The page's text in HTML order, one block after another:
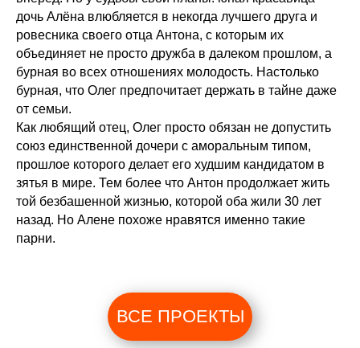
дочь Алёна влюбляется в некогда лучшего друга и
ровесника своего отца Антона, с которым их
объединяет не просто дружба в далеком прошлом, а
бурная во всех отношениях молодость. Настолько
бурная, что Олег предпочитает держать в тайне даже
от семьи.
Как любящий отец, Олег просто обязан не допустить
союз единственной дочери с аморальным типом,
прошлое которого делает его худшим кандидатом в
зятья в мире. Тем более что Антон продолжает жить
той безбашенной жизнью, которой оба жили 30 лет
назад. Но Алене похоже нравятся именно такие
парни.
ВСЕ ПРОЕКТЫ